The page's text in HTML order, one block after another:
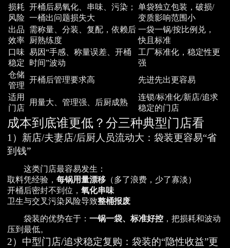
损耗
风险
开桶后易氧化、串味、污染；
一桶出问题损失大
单袋独立包装，破损/
变质影响范围小
出品
效率
需称量、分装、复配，依赖后
厨熟练度
一袋一锅/按比例兑，
快且标准
口味
稳定
易因“手感、称量误差、开桶
时间”波动
工厂标准化，稳定性更
强
仓储
管理
开桶后管理要求高
先进先出更容易
适用
门店
用量大、管理强、后厨成熟
连锁/标准化/新店/追求
稳定的门店
成本到底谁更低？分三种典型门店看
1）新店/夫妻店/后厨人员流动大：袋装更容易“省
到钱”
这类门店最容易发生：
取料凭经验， 每锅用量漂移 （多了浪费，少了寡淡）
开桶后密封不到位， 氧化串味
卫生与交叉污染风险导致整桶报废
袋装的优势在于： 一锅一袋、标准好控 ，把损耗和波动
压到最低。
2）中型门店/追求稳定复购：袋装的“隐性收益”更